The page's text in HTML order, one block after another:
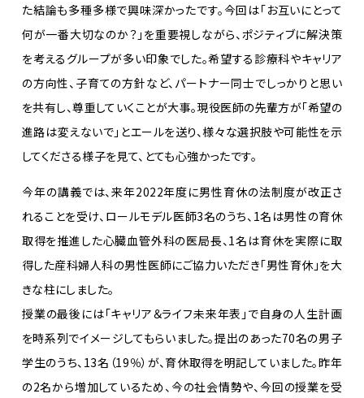
た結論も多種多様で興味深かったです。今回は「お互いにとって
何が一番大切なのか？」を重要視しながら、ポジティブに解決策
を考えるグループが多い印象でした。希望する診療科やキャリア
の方向性、子育ての方針など、パートナー同士でしっかりと思い
を共有し、尊重していくことが大事。現役医師の先輩方が「希望の
進路は変えないで」とエールを送り、様々な選択肢や可能性を示
してくださる様子を見て、とても心強かったです。
今年の講義では、来年2022年度に男性育休の法制度が改正さ
れることを受け、ロールモデル医師3名のうち、1名は男性の育休
取得を推進した心臓血管外科の医局長、1名は育休を実際に取
得した産科婦人科の男性医師にご協力いただき「男性育休」を大
きな柱にしました。
授業の最後には「キャリア＆ライフ未来年表」で自身の人生計画
を時系列でイメージしてもらいました。提出のあった70名の男子
学生のうち、13名（19％）が、育休取得を明記していました。昨年
の2名から増加しているため、今の社会情勢や、今回の授業を受